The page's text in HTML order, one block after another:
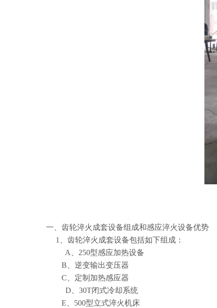
一、齿轮淬火成套设备组成和感应淬火设备优势
1、齿轮淬火成套设备包括如下组成：
A、250型感应加热设备
B、逆变输出变压器 一
C、定制加热感应器 一
D、30T闭式冷却系统
E、500型立式淬火机床